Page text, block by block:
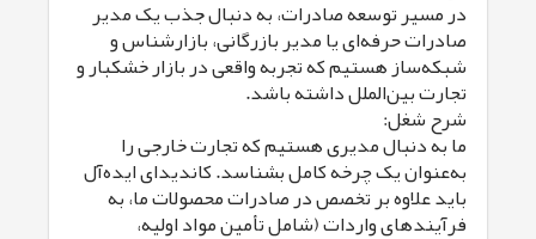
در مسیر توسعه صادرات، به دنبال جذب یک مدیر
صادرات حرفه‌ای یا مدیر بازرگانی، بازارشناس و
شبکه‌ساز هستیم که تجربه واقعی در بازار خشکبار و
تجارت بین‌الملل داشته باشد.
شرح شغل:
ما به دنبال مدیری هستیم که تجارت خارجی را
به‌عنوان یک چرخه کامل بشناسد. کاندیدای ایده‌آل
باید علاوه بر تخصص در صادرات محصولات ما، به
فرآیندهای واردات (شامل تأمین مواد اولیه،